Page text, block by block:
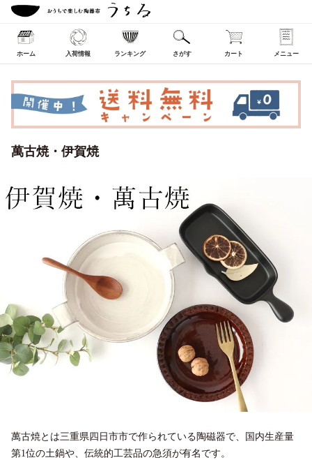
ホーム 入荷情報 ランキング さがす カート メニュー
萬古焼・伊賀焼
萬古焼とは三重県四日市市で作られている陶磁器で、国内生産量
第1位の土鍋や、伝統的工芸品の急須が有名です。